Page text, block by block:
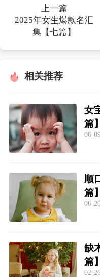
上一篇
2025年女生爆款名汇
集【七篇】
相关推荐
女
篇】
06-
顺
篇】
06-
缺
篇】
02-